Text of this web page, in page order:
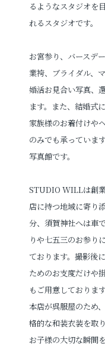
るようなスタジオを
れるスタジオです。
お宮参り、バースデ
業袴、ブライダル、
婚活お見合い写真、
ます。また、結婚式
家族様のお着付けや
のみでも承っていま
写真館です。
STUDIO WILLは創
店に持つ地域に寄り
分、須賀神社へは車
りや七五三のお参り
ております。撮影後
ためのお支度だけや
もご用意しております
本店が呉服屋のため
格的な和装衣装を取
お子様の大切な瞬間